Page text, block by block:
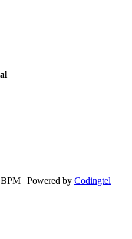
| Powered by Codingtel